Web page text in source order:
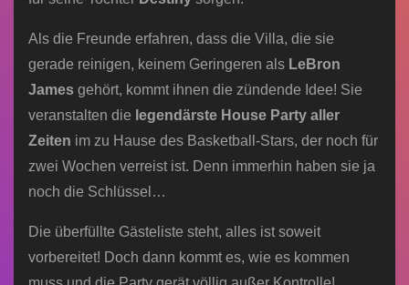
Als die Freunde erfahren, dass die Villa, die sie
gerade reinigen, keinem Geringeren als LeBron
James gehört, kommt ihnen die zündende Idee! Sie
veranstalten die legendärste House Party aller
Zeiten im zu Hause des Basketball-Stars, der noch für
zwei Wochen verreist ist. Denn immerhin haben sie ja
noch die Schlüssel…
Die überfüllte Gästeliste steht, alles ist soweit
vorbereitet! Doch dann kommt es, wie es kommen